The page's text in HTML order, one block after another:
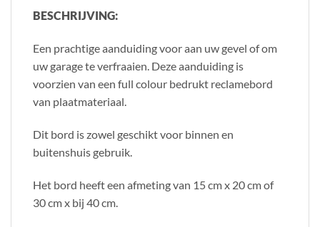
BESCHRIJVING:
Een prachtige aanduiding voor aan uw gevel of om
uw garage te verfraaien. Deze aanduiding is
voorzien van een full colour bedrukt reclamebord
van plaatmateriaal.
Dit bord is zowel geschikt voor binnen en
buitenshuis gebruik.
Het bord heeft een afmeting van 15 cm x 20 cm of
30 cm x bij 40 cm.